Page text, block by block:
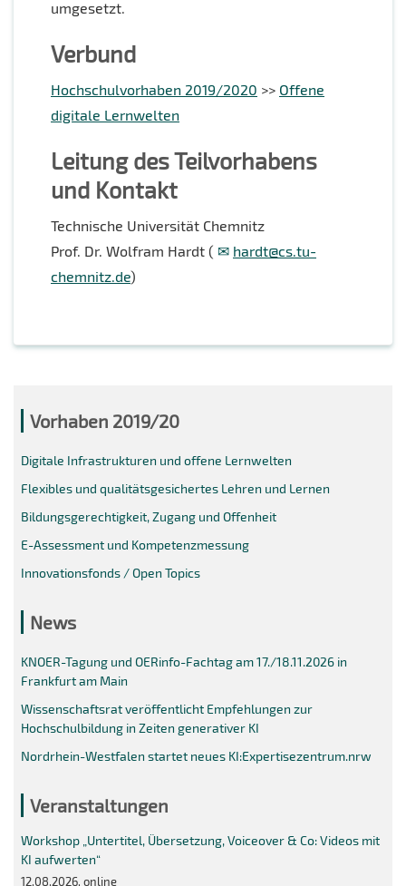
umgesetzt.
Verbund
Hochschulvorhaben 2019/2020 >> Offene
digitale Lernwelten
Leitung des Teilvorhabens
und Kontakt
Technische Universität Chemnitz
Prof. Dr. Wolfram Hardt (
hardt@cs.tu-
chemnitz.de)
Vorhaben 2019/20
Digitale Infrastrukturen und offene Lernwelten
Flexibles und qualitätsgesichertes Lehren und Lernen
Bildungsgerechtigkeit, Zugang und Offenheit
E-Assessment und Kompetenzmessung
Innovationsfonds / Open Topics
News
KNOER-Tagung und OERinfo-Fachtag am 17./18.11.2026 in
Frankfurt am Main
Wissenschaftsrat veröffentlicht Empfehlungen zur
Hochschulbildung in Zeiten generativer KI
Nordrhein-Westfalen startet neues KI:Expertisezentrum.nrw
Veranstaltungen
Workshop „Untertitel, Übersetzung, Voiceover & Co: Videos mit
KI aufwerten“
12.08.2026, online